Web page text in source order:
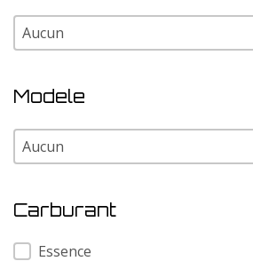
Marque
Marque
Modele
Modele
Modele
Carburant
Carburant
Essence